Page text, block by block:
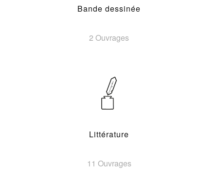
Bande dessinée
2 Ouvrages
Littérature
11 Ouvrages